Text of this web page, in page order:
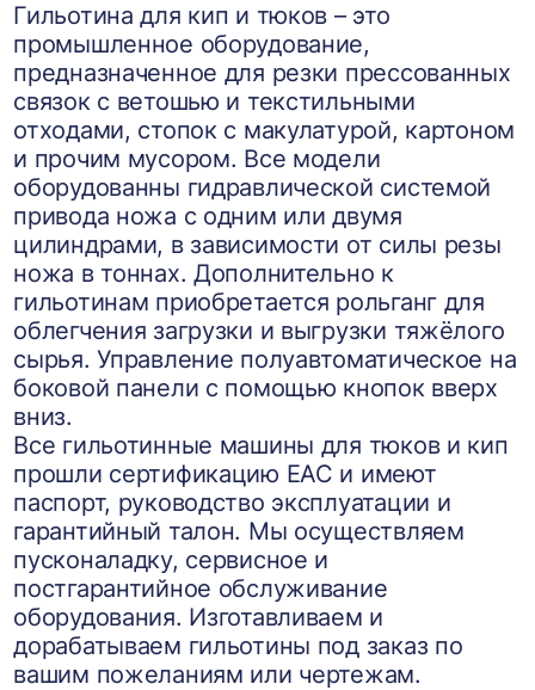
Гильотина для кип и тюков – это
промышленное оборудование,
предназначенное для резки прессованных
связок с ветошью и текстильными
отходами, стопок с макулатурой, картоном
и прочим мусором. Все модели
оборудованны гидравлической системой
привода ножа с одним или двумя
цилиндрами, в зависимости от силы резы
ножа в тоннах. Дополнительно к
гильотинам приобретается рольганг для
облегчения загрузки и выгрузки тяжёлого
сырья. Управление полуавтоматическое на
боковой панели с помощью кнопок вверх
вниз.
Все гильотинные машины для тюков и кип
прошли сертификацию ЕАС и имеют
паспорт, руководство эксплуатации и
гарантийный талон. Мы осуществляем
пусконаладку, сервисное и
постгарантийное обслуживание
оборудования. Изготавливаем и
дорабатываем гильотины под заказ по
вашим пожеланиям или чертежам.